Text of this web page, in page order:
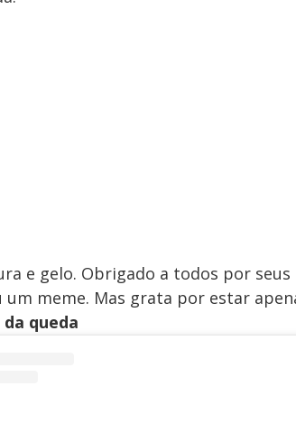
e gelo. Obrigado a todos por seus
um meme. Mas grata por estar
queda